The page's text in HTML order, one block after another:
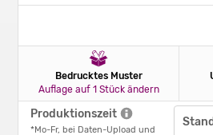
Bedrucktes Muster
Auflage auf 1 Stück ändern
Produktionszeit
*Mo-Fr, bei Daten-Upload und